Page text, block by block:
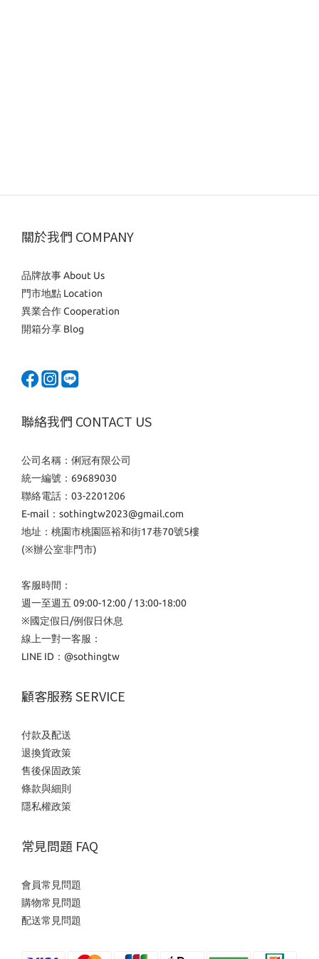
關於我們 COMPANY
品牌故事 About Us
門市地點 Location
異業合作 Cooperation
開箱分享 Blog
聯絡我們 CONTACT US
公司名稱：俐冠有限公司
統一編號：69689030
聯絡電話：03-2201206
E-mail：sothingtw2023@gmail.com
地址：桃園市桃園區裕和街17巷70號5樓
(※辦公室非門市)
客服時間：
週一至週五 09:00-12:00 / 13:00-18:00
※國定假日/例假日休息
線上一對一客服：
LINE ID： @sothingtw
顧客服務 SERVICE
付款及配送
退換貨政策
售後保固政策
條款與細則
隱私權政策
常見問題 FAQ
會員常見問題
購物常見問題
配送常見問題